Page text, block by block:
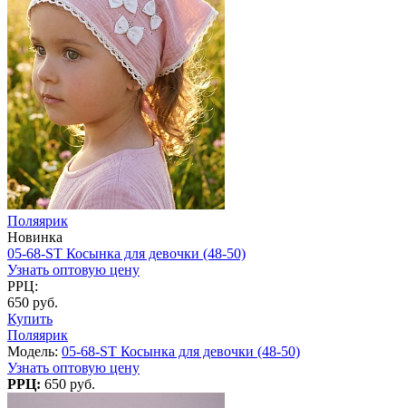
Поляярик
Новинка
05-68-ST Косынка для девочки (48-50)
Узнать оптовую цену
РРЦ:
650 руб.
Купить
Поляярик
Модель: 05-68-ST Косынка для девочки (48-50)
Узнать оптовую цену
РРЦ: 650 руб.